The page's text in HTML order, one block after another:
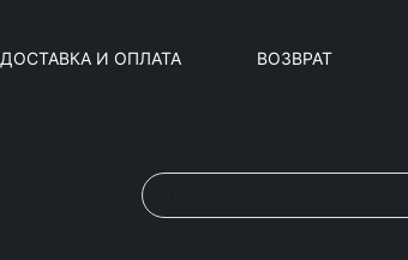
ДОСТАВКА И ОПЛАТА ВОЗВРАТ